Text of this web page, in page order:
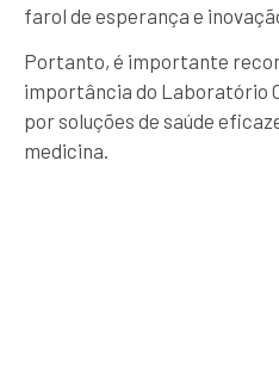
farol de esperança e
Portanto, é importante
importância do Laboratório
por soluções de saúde
medicina.